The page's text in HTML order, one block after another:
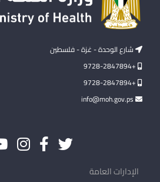
شارع الوحدة - غزة - فلسطين
+9728-2847894
+9728-2847894
الإدارات العامة